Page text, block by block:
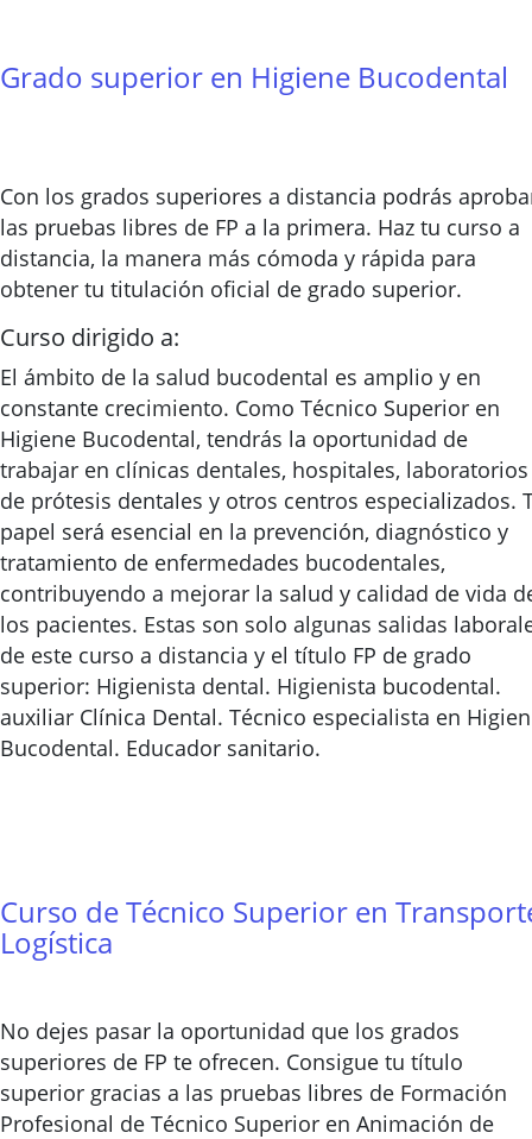
Grado superior en Higiene Bucodental
Con los grados superiores a distancia podrás
las pruebas libres de FP a la primera. Haz tu curso a
distancia, la manera más cómoda y rápida para
obtener tu titulación oficial de grado superior.
Curso dirigido a:
El ámbito de la salud bucodental es amplio y en
constante crecimiento. Como Técnico Superior en
Higiene Bucodental, tendrás la oportunidad de
trabajar en clínicas dentales, hospitales, laboratorios
de prótesis dentales y otros centros especializados.
papel será esencial en la prevención, diagnóstico y
tratamiento de enfermedades bucodentales,
contribuyendo a mejorar la salud y calidad de vida
los pacientes. Estas son solo algunas salidas
de este curso a distancia y el título FP de grado
superior: Higienista dental. Higienista bucodental.
auxiliar Clínica Dental. Técnico especialista en
Bucodental. Educador sanitario.
Curso de Técnico Superior en
Logística
No dejes pasar la oportunidad que los grados
superiores de FP te ofrecen. Consigue tu título
superior gracias a las pruebas libres de Formación
Profesional de Técnico Superior en Animación de